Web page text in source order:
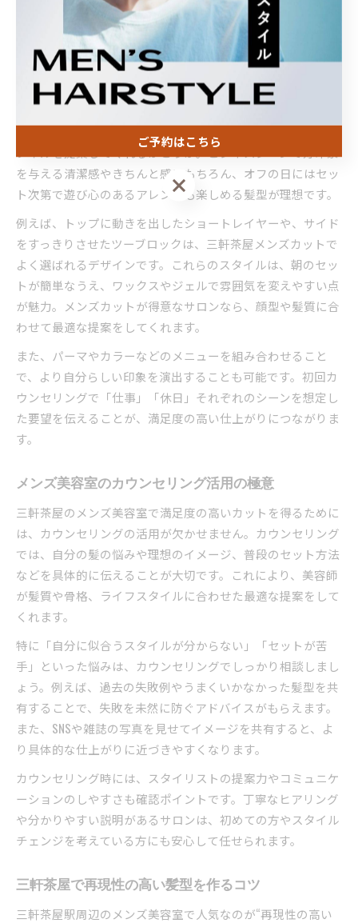
仕事も休日も映えるメンズカットの選び方
三軒茶屋駅周辺のメンズ美容室では、仕事でも休日でも映え
る“オン・オフ両立型”のメンズカットが人気です。選び方の
ポイントは、自分のライフスタイルや職場の雰囲気に合うス
タイルを提案してくれるかどうか。ビジネスシーンで好印象
を与える清潔感やきちんと感はもちろん、オフの日にはセッ
ト次第で遊び心のあるアレンジも楽しめる髪型が理想です。
例えば、トップに動きを出したショートレイヤーや、サイド
をすっきりさせたツーブロックは、三軒茶屋メンズカットで
よく選ばれるデザインです。これらのスタイルは、朝のセッ
トが簡単なうえ、ワックスやジェルで雰囲気を変えやすい点
が魅力。メンズカットが得意なサロンなら、顔型や髪質に合
わせて最適な提案をしてくれます。
また、パーマやカラーなどのメニューを組み合わせること
で、より自分らしい印象を演出することも可能です。初回カ
ウンセリングで「仕事」「休日」それぞれのシーンを想定し
た要望を伝えることが、満足度の高い仕上がりにつながりま
す。
メンズ美容室のカウンセリング活用の極意
三軒茶屋のメンズ美容室で満足度の高いカットを得るために
は、カウンセリングの活用が欠かせません。カウンセリング
では、自分の髪の悩みや理想のイメージ、普段のセット方法
などを具体的に伝えることが大切です。これにより、美容師
が髪質や骨格、ライフスタイルに合わせた最適な提案をして
くれます。
特に「自分に似合うスタイルが分からない」「セットが苦
手」といった悩みは、カウンセリングでしっかり相談しまし
ょう。例えば、過去の失敗例やうまくいかなかった髪型を共
有することで、失敗を未然に防ぐアドバイスがもらえます。
また、SNSや雑誌の写真を見せてイメージを共有すると、よ
り具体的な仕上がりに近づきやすくなります。
カウンセリング時には、スタイリストの提案力やコミュニケ
ーションのしやすさも確認ポイントです。丁寧なヒアリング
や分かりやすい説明があるサロンは、初めての方やスタイル
チェンジを考えている方にも安心して任せられます。
三軒茶屋で再現性の高い髪型を作るコツ
三軒茶屋駅周辺のメンズ美容室で人気なのが“再現性の高い
ご予約はこちら
ご予約はこちら